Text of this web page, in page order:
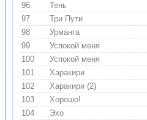
96
Тень
97
Три Пути
98
Урманга
99
Успокой меня
100
Успокой меня
101
Харакири
102
Харакири (2)
103
Хорошо!
104
Эхо